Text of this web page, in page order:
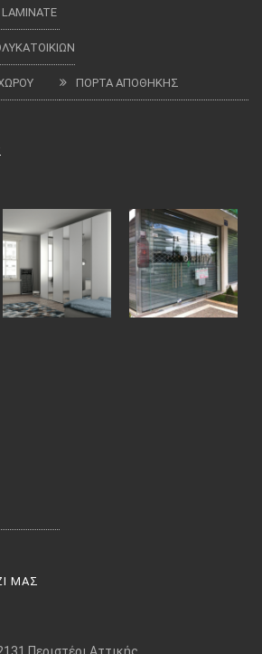
ΠΟΡΤΑ ΑΠΟΘΗΚΗΣ
ΜΑΣ
Περιστέρι Αττικής